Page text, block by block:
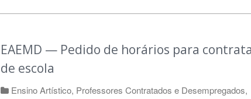
EAEMD — Pedido de horários para
de escola
Ensino Artístico, Professores Contratados e Desempregados,